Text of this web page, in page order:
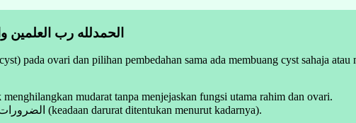
الحمدلله رب العلمين
pada ovari dan pilihan pembedahan sama ada membuang cyst sahaja atau
mudarat tanpa menjejaskan fungsi utama rahim dan ovari.
Ini selaras dengan kaedah fiqh: الضرر يزال (mudarat mestilah dihilangkan) dan الضرورات تقدر بقدرها (keadaan darurat ditentukan menurut kadarnya).